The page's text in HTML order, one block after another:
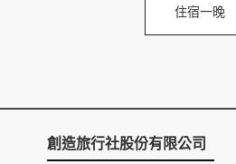
住宿一晚
創造旅行社股份有限公司